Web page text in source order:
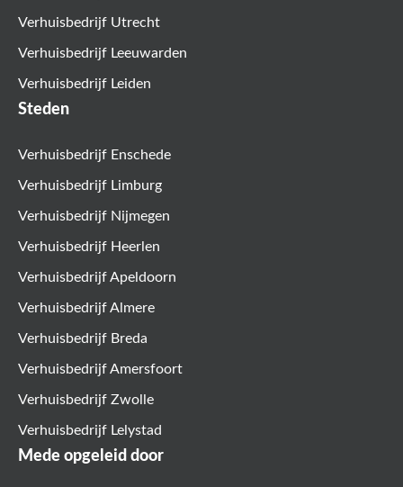
Verhuisbedrijf Utrecht
Verhuisbedrijf Leeuwarden
Verhuisbedrijf Leiden
Steden
Verhuisbedrijf Enschede
Verhuisbedrijf Limburg
Verhuisbedrijf Nijmegen
Verhuisbedrijf Heerlen
Verhuisbedrijf Apeldoorn
Verhuisbedrijf Almere
Verhuisbedrijf Breda
Verhuisbedrijf Amersfoort
Verhuisbedrijf Zwolle
Verhuisbedrijf Lelystad
Mede opgeleid door